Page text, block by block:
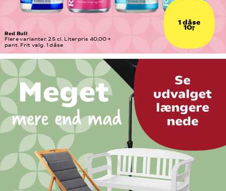
1 dåse
10,-
Red Bull
Flere varianter. 25 cl. Literpris 40,00 +
pant. Frit valg. 1 dåse